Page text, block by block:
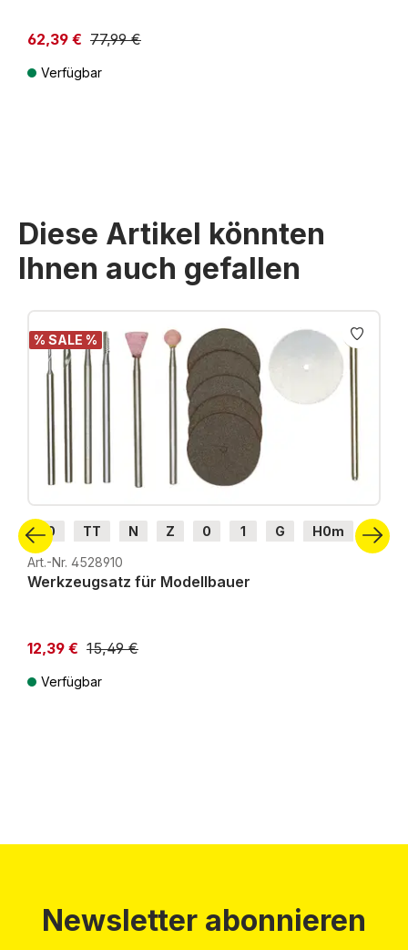
62,39 € 77,99 €
Verfügbar
Diese Artikel könnten
Ihnen auch gefallen
Produktgalerie überspringen
% SALE %
H0 TT N Z 0 1 G
H0m
H0e
Art.-Nr. 4528910
Werkzeugsatz für Modellbauer
12,39 € 15,49 €
Verfügbar
Newsletter abonnieren